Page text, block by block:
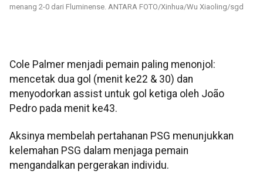
menang 2-0 dari Fluminense. ANTARA FOTO/Xinhua/Wu Xiaoling/sgd
Cole Palmer menjadi pemain paling menonjol:
mencetak dua gol (menit ke22 & 30) dan
menyodorkan assist untuk gol ketiga oleh João
Pedro pada menit ke43.
Aksinya membelah pertahanan PSG menunjukkan
kelemahan PSG dalam menjaga pemain
mengandalkan pergerakan individu.